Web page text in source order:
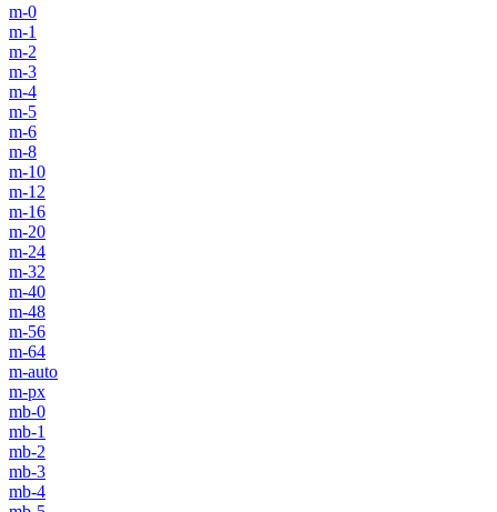
m-0
m-1
m-2
m-3
m-4
m-5
m-6
m-8
m-10
m-12
m-16
m-20
m-24
m-32
m-40
m-48
m-56
m-64
m-auto
m-px
mb-0
mb-1
mb-2
mb-3
mb-4